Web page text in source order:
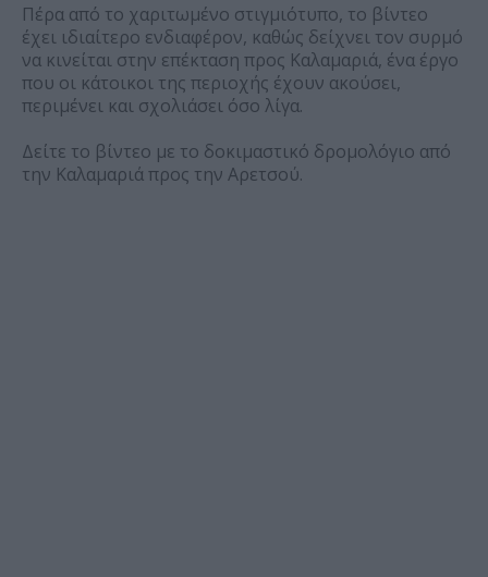
Πέρα από το χαριτωμένο στιγμιότυπο, το βίντεο
έχει ιδιαίτερο ενδιαφέρον, καθώς δείχνει τον συρμό
να κινείται στην επέκταση προς Καλαμαριά, ένα έργο
που οι κάτοικοι της περιοχής έχουν ακούσει,
περιμένει και σχολιάσει όσο λίγα.
Δείτε το βίντεο με το δοκιμαστικό δρομολόγιο από
την Καλαμαριά προς την Αρετσού.